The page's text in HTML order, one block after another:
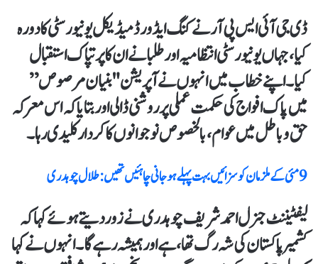
ڈی جی آئی ایس پی آر نے کنگ ایڈورڈ میڈیکل یونیورسٹی کا دورہ
کیا، جہاں یونیورسٹی انتظامیہ اور طلبا نے ان کا پرتپاک استقبال
کیا۔ اپنے خطاب میں انہوں نے آپریشن "بنیان مرصوص”
میں پاک افواج کی حکمت عملی پر روشنی ڈالی اور بتایا کہ اس معرکہ
حق و باطل میں عوام، بالخصوص نوجوانوں کا کردار کلیدی رہا۔
9 مئی کے ملزمان کو سزائیں بہت پہلے ہوجانی چاہئیں تھیں : طلال چوہدری
لیفٹیننٹ جنرل احمد شریف چوہدری نے زور دیتے ہوئے کہا کہ
کشمیر پاکستان کی شہ رگ تھا، ہے اور ہمیشہ رہے گا۔ انہوں نے کہا